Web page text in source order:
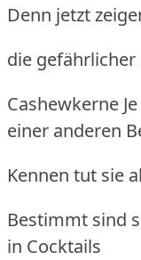
Denn jetzt
die gefährlicher
Cashewkerne
einer anderen
Kennen tut sie
Bestimmt sind
in Cocktails